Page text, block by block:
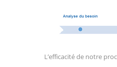
L’efficacité de notre